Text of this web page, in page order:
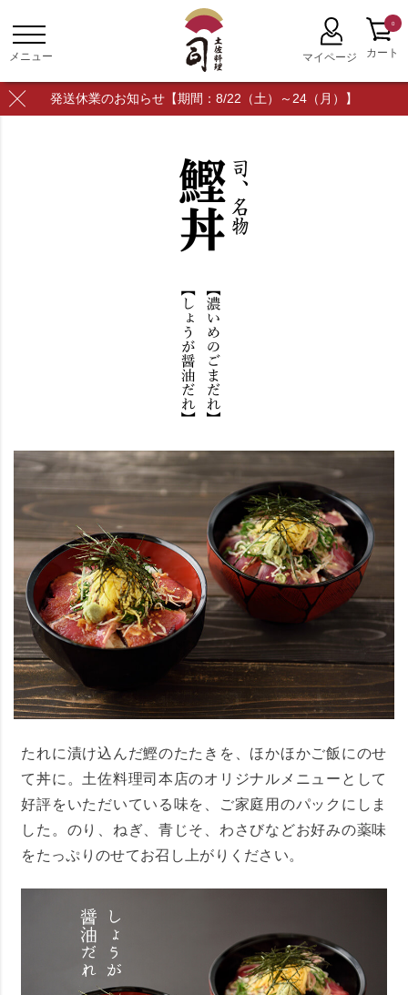
発送休業のお知らせ【期間：8/22（土）～24（月）】
0
たれに漬け込んだ鰹のたたきを、ほかほかご飯にのせ
て丼に。土佐料理司本店のオリジナルメニューとして
好評をいただいている味を、ご家庭用のパックにしま
した。のり、ねぎ、青じそ、わさびなどお好みの薬味
をたっぷりのせてお召し上がりください。